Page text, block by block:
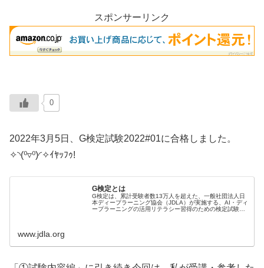
スポンサーリンク
0
2022年3月5日、G検定試験2022#01に合格しました。
✧◝(⁰▿⁰)◜✧ｲﾔｯﾌｩ!
G検定とは
G検定は、累計受験者数13万人を超えた、一般社団法人日
本ディープラーニング協会（JDLA）が実施する、AI・ディ
ープラーニングの活⽤リテラシー習得のための検定試験で
www.jdla.org